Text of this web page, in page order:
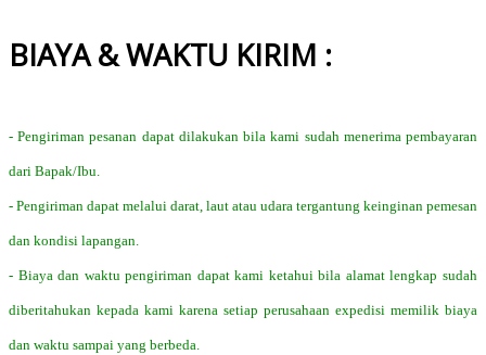
BIAYA & WAKTU KIRIM :
- Pengiriman pesanan dapat dilakukan bila kami sudah menerima pembayaran
dari Bapak/Ibu.
- Pengiriman dapat melalui darat, laut atau udara tergantung keinginan pemesan
dan kondisi lapangan.
- Biaya dan waktu pengiriman dapat kami ketahui bila alamat lengkap sudah
diberitahukan kepada kami karena setiap perusahaan expedisi memilik biaya
dan waktu sampai yang berbeda.